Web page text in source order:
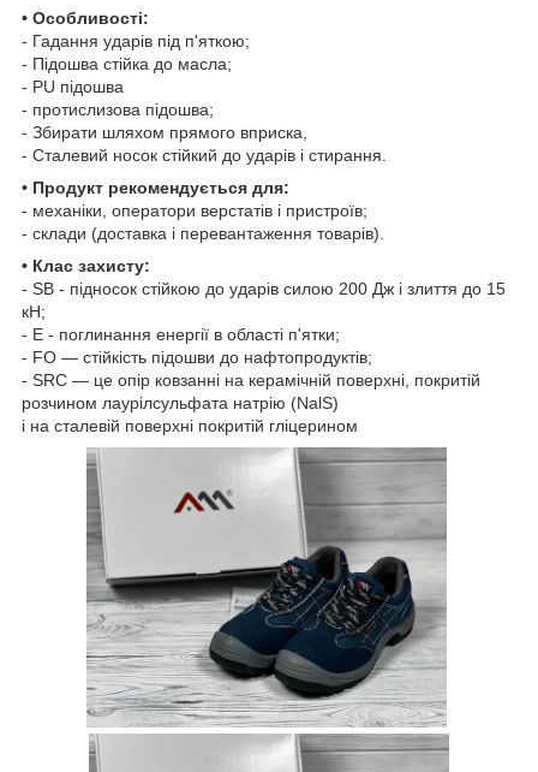
• Особливості:
- Гадання ударів під п'яткою;
- Підошва стійка до масла;
- PU підошва
- протислизова підошва;
- Збирати шляхом прямого вприска,
- Сталевий носок стійкий до ударів і стирання.
• Продукт рекомендується для:
- механіки, оператори верстатів і пристроїв;
- склади (доставка і перевантаження товарів).
• Клас захисту:
- SB - підносок стійкою до ударів силою 200 Дж і злиття до 15
кН;
- E - поглинання енергії в області п'ятки;
- FO — стійкість підошви до нафтопродуктів;
- SRC — це опір ковзанні на керамічній поверхні, покритій
розчином лаурілсульфата натрію (NalS)
і на сталевій поверхні покритій гліцерином